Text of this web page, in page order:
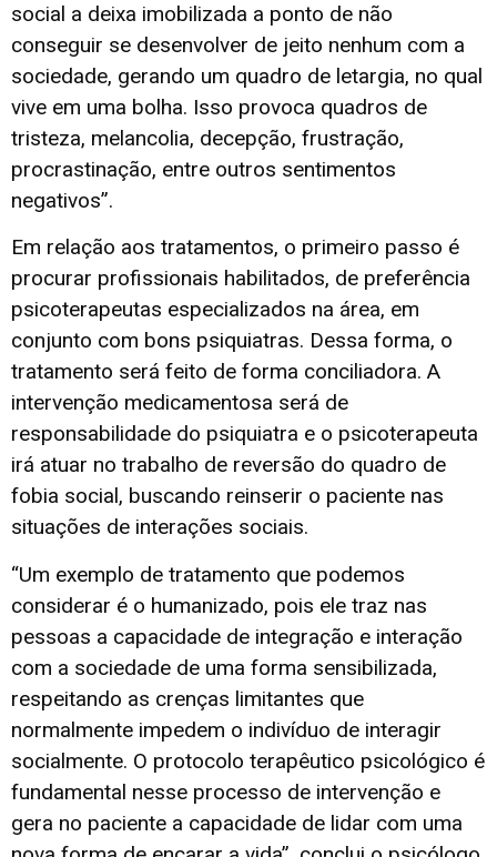
social a deixa imobilizada a ponto de não
conseguir se desenvolver de jeito nenhum com a
sociedade, gerando um quadro de letargia, no qual
vive em uma bolha. Isso provoca quadros de
tristeza, melancolia, decepção, frustração,
procrastinação, entre outros sentimentos
negativos”.
Em relação aos tratamentos, o primeiro passo é
procurar profissionais habilitados, de preferência
psicoterapeutas especializados na área, em
conjunto com bons psiquiatras. Dessa forma, o
tratamento será feito de forma conciliadora. A
intervenção medicamentosa será de
responsabilidade do psiquiatra e o psicoterapeuta
irá atuar no trabalho de reversão do quadro de
fobia social, buscando reinserir o paciente nas
situações de interações sociais.
“Um exemplo de tratamento que podemos
considerar é o humanizado, pois ele traz nas
pessoas a capacidade de integração e interação
com a sociedade de uma forma sensibilizada,
respeitando as crenças limitantes que
normalmente impedem o indivíduo de interagir
socialmente. O protocolo terapêutico psicológico é
fundamental nesse processo de intervenção e
gera no paciente a capacidade de lidar com uma